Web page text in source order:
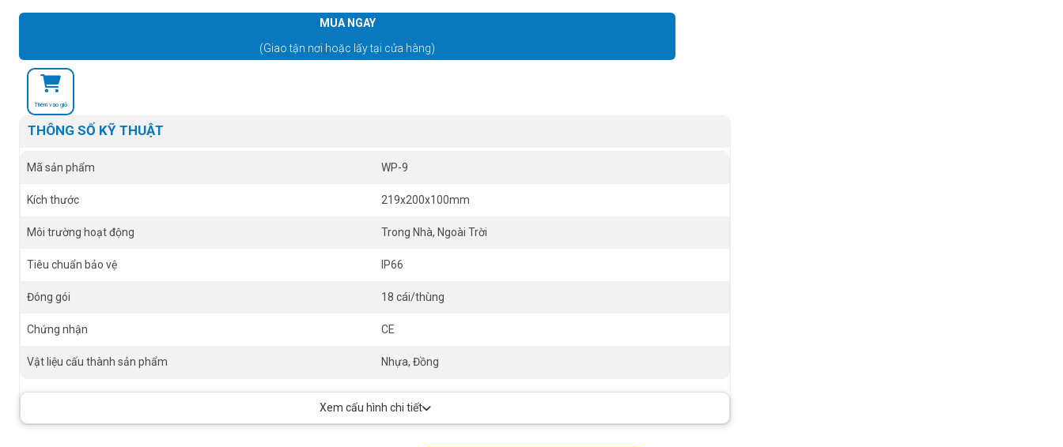
MUA NGAY
(Giao tận nơi hoặc lấy tại cửa hàng)
Thêm vào giỏ
THÔNG SỐ KỸ THUẬT
Mã sản phẩm WP-9
Kích thước 219x200x100mm
Môi trường hoạt động Trong Nhà, Ngoài Trời
Tiêu chuẩn bảo vệ IP66
Đóng gói 18 cái/thùng
Chứng nhận CE
Vật liệu cấu thành sản phẩm Nhựa, Đồng
Xem cấu hình chi tiết